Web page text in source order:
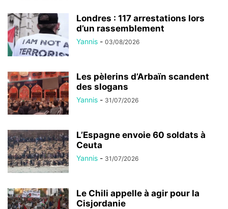
Londres : 117 arrestations lors
d’un rassemblement
Yannis - 03/08/2026
Les pèlerins d’Arbaïn scandent
des slogans
Yannis - 31/07/2026
L’Espagne envoie 60 soldats à
Ceuta
Yannis - 31/07/2026
Le Chili appelle à agir pour la
Cisjordanie